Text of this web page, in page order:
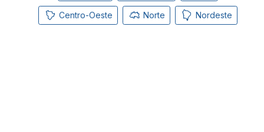
Centro-Oeste Norte Nordeste